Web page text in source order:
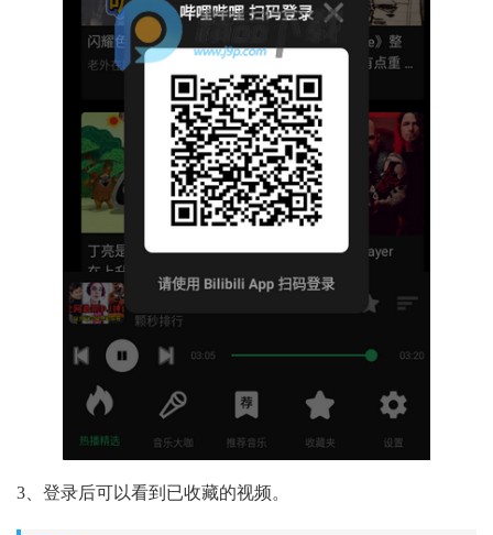
3、登录后可以看到已收藏的视频。